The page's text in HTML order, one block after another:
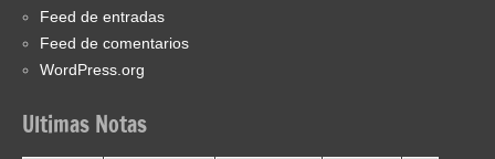
Feed de entradas
Feed de comentarios
WordPress.org
Ultimas Notas